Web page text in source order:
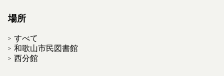
場所
すべて
和歌山市民図書館
西分館